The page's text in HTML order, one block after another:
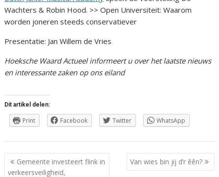
Wachters & Robin Hood. >> Open Universiteit: Waarom
worden joneren steeds conservatiever
Presentatie: Jan Willem de Vries
Hoeksche Waard Actueel informeert u over het laatste nieuws
en interessante zaken op ons eiland
Dit artikel delen:
Print Facebook Twitter WhatsApp
Berichtnavigatie
Gemeente investeert flink in
verkeersveiligheid,
Van wies bin jij d’r êên?